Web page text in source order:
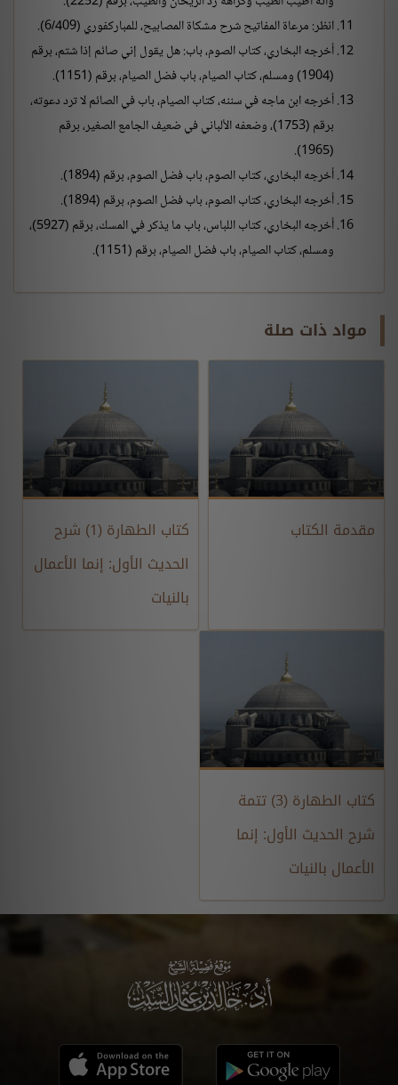
انظر: مرعاة المفاتيح شرح مشكاة المصابيح، للمباركفوري (6/409).
أخرجه البخاري، كتاب الصوم، باب: هل يقول إني صائم إذا شتم، برقم
(1904) ومسلم، كتاب الصيام، باب فضل الصيام، برقم (1151).
أخرجه ابن ماجه في سننه، كتاب الصيام، باب في الصائم لا ترد دعوته،
برقم (1753)، وضعفه الألباني في ضعيف الجامع الصغير، برقم
(1965).
أخرجه البخاري، كتاب الصوم، باب فضل الصوم، برقم (1894).
أخرجه البخاري، كتاب الصوم، باب فضل الصوم، برقم (1894).
أخرجه البخاري، كتاب اللباس، باب ما يذكر في المسك، برقم (5927)،
ومسلم، كتاب الصيام، باب فضل الصيام، برقم (1151).
مواد ذات صلة
مقدمة الكتاب
كتاب الطهارة (1) شرح
الحديث الأول: إنما الأعمال
بالنيات
كتاب الطهارة (3) تتمة
شرح الحديث الأول: إنما
الأعمال بالنيات